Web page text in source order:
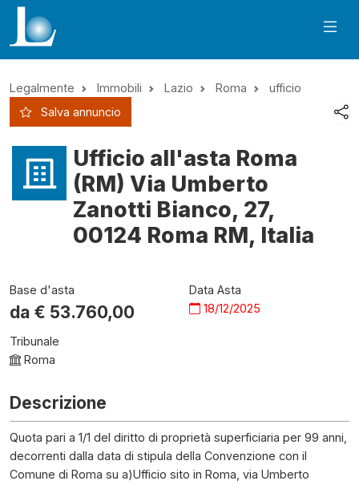
Legalmente Immobili Lazio Roma
ufficio
Salva annuncio
Ufficio all'asta Roma
(RM) Via Umberto
Zanotti Bianco, 27,
00124 Roma RM, Italia
Base d'asta
da € 53.760,00
Data Asta
18/12/2025
Tribunale
Roma
Descrizione
Quota pari a 1/1 del diritto di proprietà superficiaria per 99 anni,
decorrenti dalla data di stipula della Convenzione con il
Comune di Roma su a)Ufficio sito in Roma, via Umberto